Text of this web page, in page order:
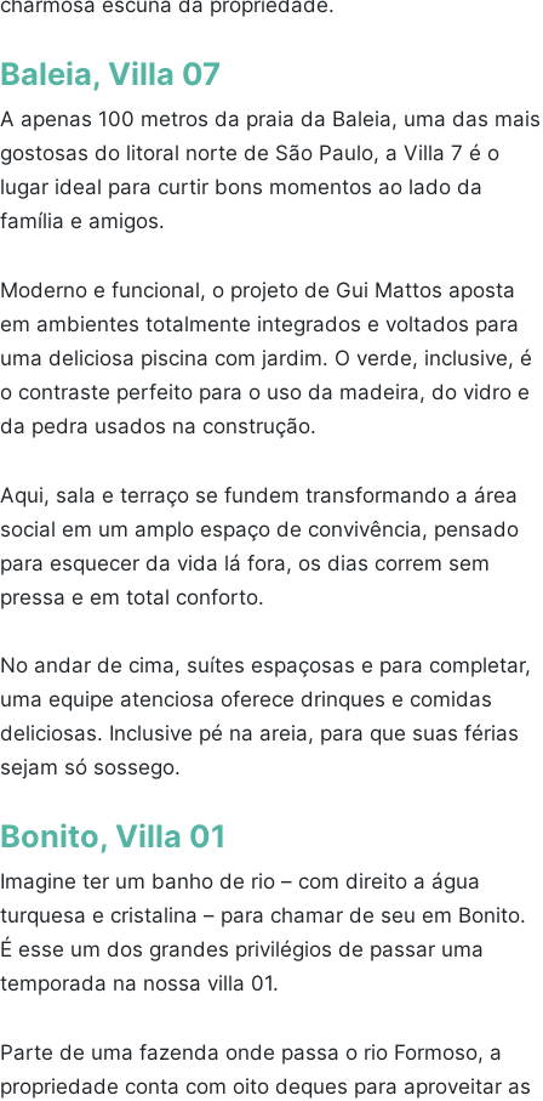
charmosa escuna da propriedade.
Baleia, Villa 07
A apenas 100 metros da praia da Baleia, uma das mais
gostosas do litoral norte de São Paulo, a Villa 7 é o
lugar ideal para curtir bons momentos ao lado da
família e amigos.
Moderno e funcional, o projeto de Gui Mattos aposta
em ambientes totalmente integrados e voltados para
uma deliciosa piscina com jardim. O verde, inclusive, é
o contraste perfeito para o uso da madeira, do vidro e
da pedra usados na construção.
Aqui, sala e terraço se fundem transformando a área
social em um amplo espaço de convivência, pensado
para esquecer da vida lá fora, os dias correm sem
pressa e em total conforto.
No andar de cima, suítes espaçosas e para completar,
uma equipe atenciosa oferece drinques e comidas
deliciosas. Inclusive pé na areia, para que suas férias
sejam só sossego.
Bonito, Villa 01
Imagine ter um banho de rio – com direito a água
turquesa e cristalina – para chamar de seu em Bonito.
É esse um dos grandes privilégios de passar uma
temporada na nossa villa 01.
Parte de uma fazenda onde passa o rio Formoso, a
propriedade conta com oito deques para aproveitar as